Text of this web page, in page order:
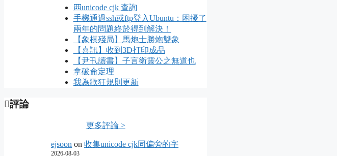
🎒unicode cjk 查詢
手機通過ssh或ftp登入Ubuntu：困擾了
兩年的問題終於得到解決！
【象棋殘局】馬炮士勝炮雙象
【喜訊】收到3D打印成品
【尹卂讀書】子言衛靈公之無道也
拿破侖定理
我為歌狂規則更新
評論
更多評論 >
ejsoon on 收集unicode cjk同偏旁的字
2026-08-03